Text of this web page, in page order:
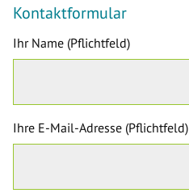
Kontaktformular
Ihr Name (Pflichtfeld)
Ihre E-Mail-Adresse (Pflichtfeld)